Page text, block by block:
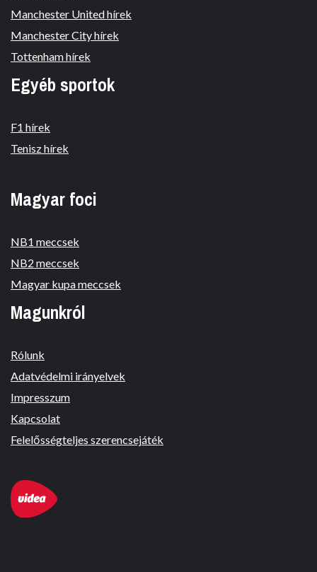
Manchester United hírek
Manchester City hírek
Tottenham hírek
Egyéb sportok
F1 hírek
Tenisz hírek
Magyar foci
NB1 meccsek
NB2 meccsek
Magyar kupa meccsek
Magunkról
Rólunk
Adatvédelmi irányelvek
Impresszum
Kapcsolat
Felelősségteljes szerencsejáték